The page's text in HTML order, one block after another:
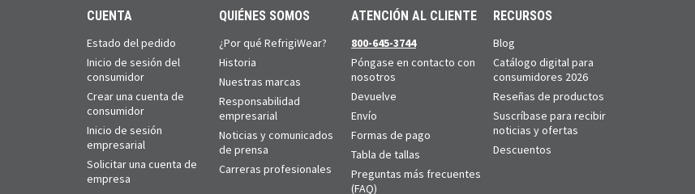
CUENTA
Estado del pedido
Inicio de sesión del
consumidor
Crear una cuenta de
consumidor
Inicio de sesión
empresarial
Solicitar una cuenta de
empresa
QUIÉNES SOMOS
¿Por qué RefrigiWear?
Historia
Nuestras marcas
Responsabilidad
empresarial
Noticias y comunicados
de prensa
Carreras profesionales
ATENCIÓN AL CLIENTE
800-645-3744
Póngase en contacto con
nosotros
Devuelve
Envío
Formas de pago
Tabla de tallas
Preguntas más frecuentes
(FAQ)
RECURSOS
Blog
Catálogo digital para
consumidores 2026
Reseñas de productos
Suscríbase para recibir
noticias y ofertas
Descuentos